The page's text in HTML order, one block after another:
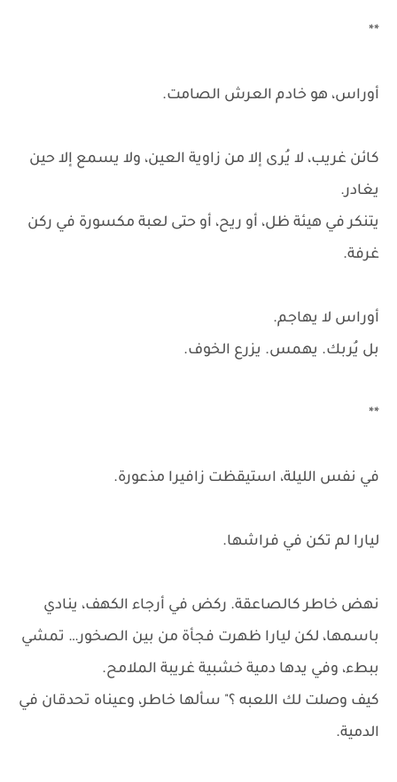
**
أوراس، هو خادم العرش الصامت.
كائن غريب، لا يُرى إلا من زاوية العين، ولا يسمع إلا حين
يغادر.
يتنكر في هيئة ظل، أو ريح، أو حتى لعبة مكسورة في ركن
غرفة.
أوراس لا يهاجم.
بل يُربك. يهمس. يزرع الخوف.
**
في نفس الليلة، استيقظت زافيرا مذعورة.
ليارا لم تكن في فراشها.
نهض خاطر كالصاعقة. ركض في أرجاء الكهف، ينادي
باسمها، لكن ليارا ظهرت فجأة من بين الصخور… تمشي
ببطء، وفي يدها دمية خشبية غريبة الملامح.
كيف وصلت لك اللعبه ؟" سألها خاطر، وعيناه تحدقان في
الدمية.